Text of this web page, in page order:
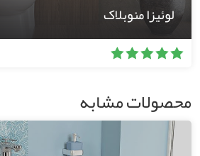
لوئیزا منوبلاک
محصولات مشابه